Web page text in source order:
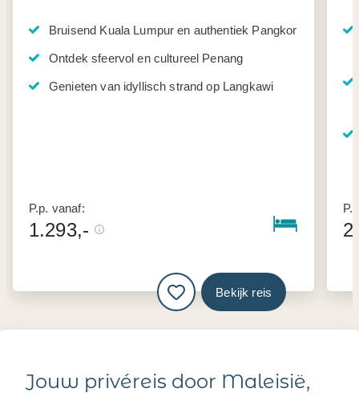
Bruisend Kuala Lumpur en authentiek Pangkor
Ontdek sfeervol en cultureel Penang
Genieten van idyllisch strand op Langkawi
P.p. vanaf:
1.293,-
Bekijk reis
Jouw privéreis door Maleisië,